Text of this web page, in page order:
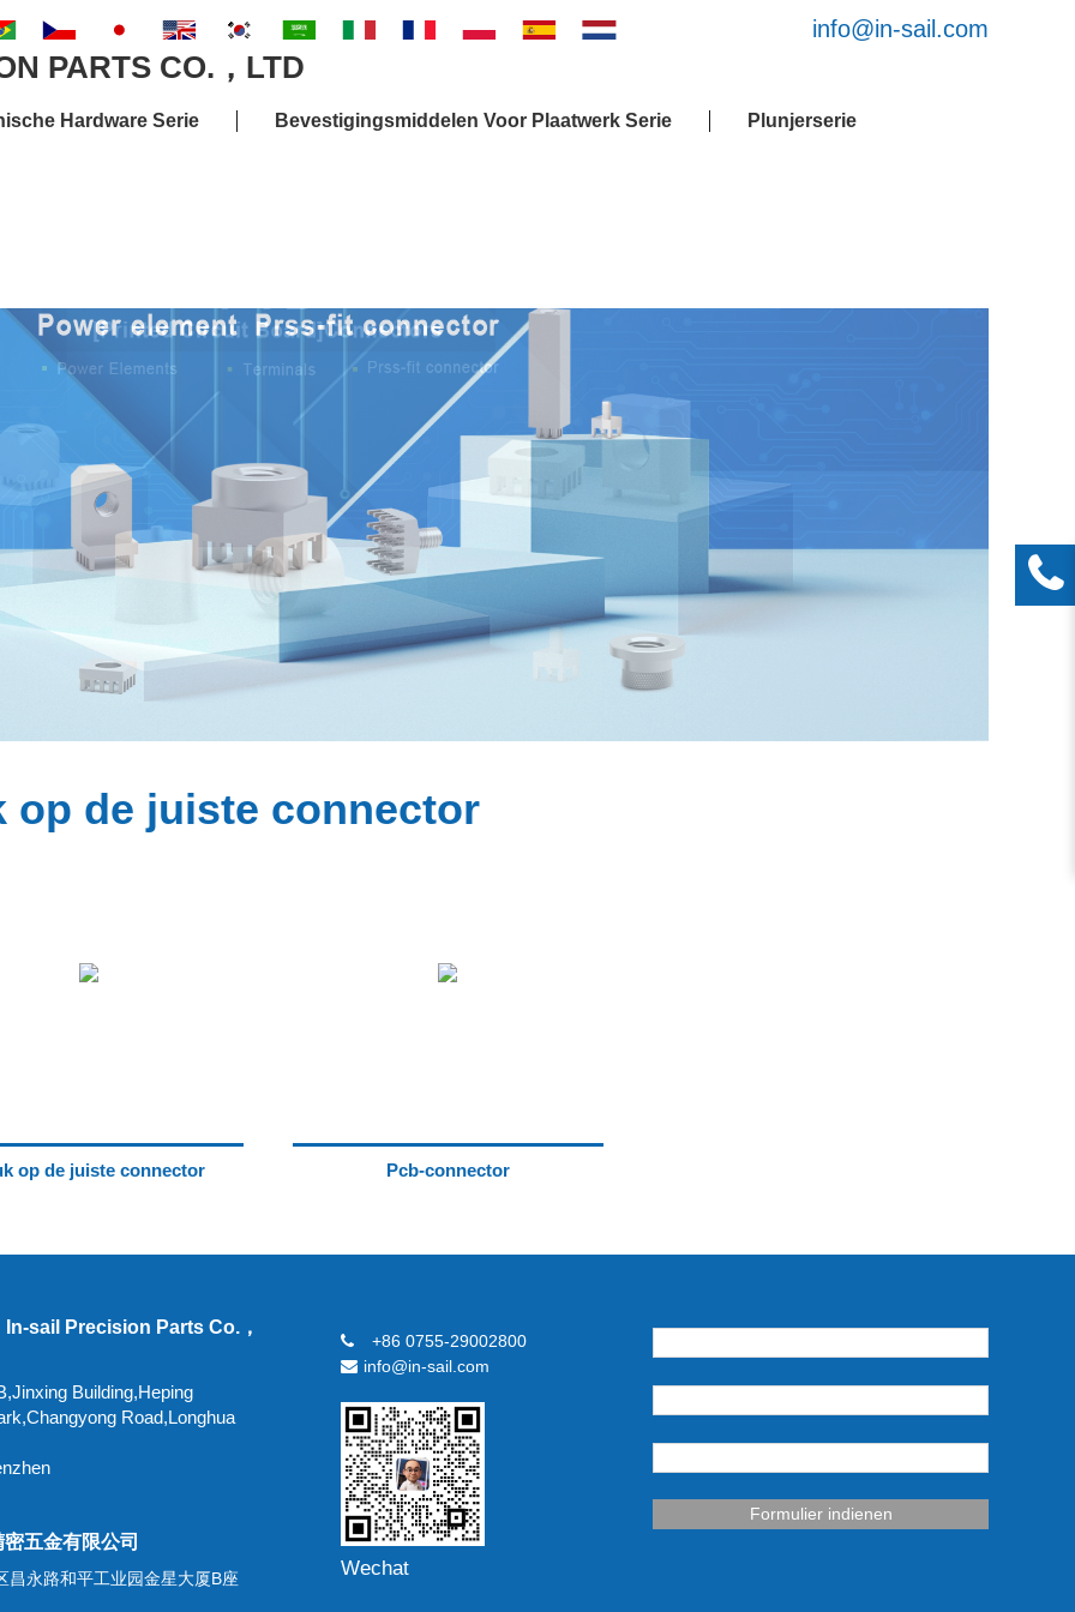
info@in-sail.com
Hardware Serie Bevestigingsmiddelen Voor Plaatwerk Serie Plunjerserie
op de juiste connector
op de juiste connector Pcb-connector
sail Precision Parts Co.，
Building,Heping
Road,Longhua
五金有限公司
昌永路和平工业园金星大厦B座
+86 0755-29002800
info@in-sail.com
Wechat
Formulier indienen